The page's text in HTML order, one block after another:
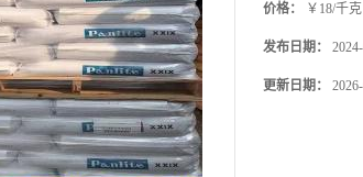
价格： ￥18/千克
发布日期：
更新日期：